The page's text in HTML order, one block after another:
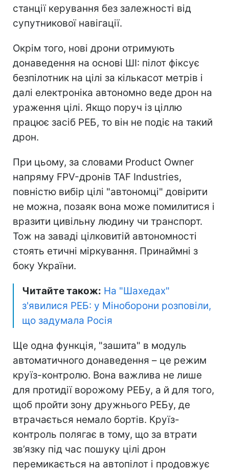
станції керування без залежності від
супутникової навігації.
Окрім того, нові дрони отримують
донаведення на основі ШІ: пілот фіксує
безпілотник на цілі за кількасот метрів і
далі електроніка автономно веде дрон на
ураження цілі. Якщо поруч із ціллю
працює засіб РЕБ, то він не подіє на такий
дрон.
При цьому, за словами Product Owner
напряму FPV-дронів TAF Industries,
повністю вибір цілі "автономці" довірити
не можна, позаяк вона може помилитися і
вразити цивільну людину чи транспорт.
Тож на заваді цілковитій автономності
стоять етичні міркування. Принаймні з
боку України.
Читайте також: На "Шахедах"
з'явилися РЕБ: у Міноборони розповіли,
що задумала Росія
Ще одна функція, "зашита" в модуль
автоматичного донаведення – це режим
круїз-контролю. Вона важлива не лише
для протидії ворожому РЕБу, а й для того,
щоб пройти зону дружнього РЕБу, де
втрачається немало бортів. Круїз-
контроль полягає в тому, що за втрати
зв’язку під час пошуку цілі дрон
перемикається на автопілот і продовжує